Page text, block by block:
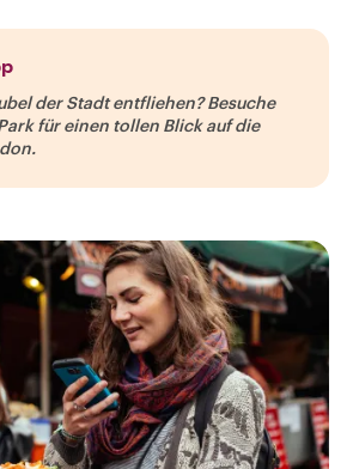
der Stadt entfliehen? Besuche
für einen tollen Blick auf die